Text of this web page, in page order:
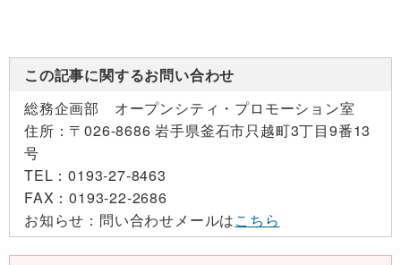
この記事に関するお問い合わせ
総務企画部 オープンシティ・プロモーション室
住所： 〒026-8686 岩手県釜石市只越町3丁目9番13
号
TEL：0193-27-8463
FAX：0193-22-2686
お知らせ： 問い合わせメールはこちら